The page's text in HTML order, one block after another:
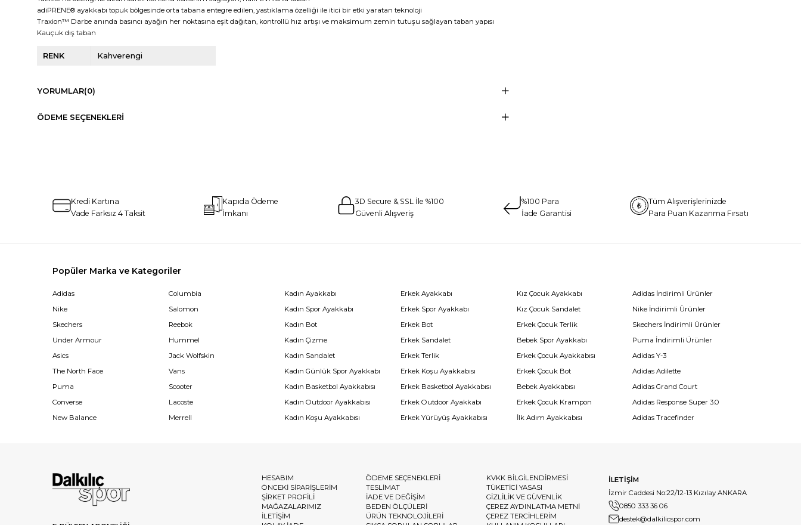
adiPRENE® ayakkabı topuk bölgesinde orta tabana entegre edilen, yastıklama özelliği ile itici bir etki yaratan teknoloji
Traxion™ Darbe anında basıncı ayağın her noktasına eşit dağıtan, kontrollü hız artışı ve maksimum zemin tutuşu sağlayan taban yapısı
Kauçuk dış taban
RENK Kahverengi
YORUMLAR(0)
ÖDEME SEÇENEKLERI
Kredi Kartına
Vade Farksız 4 Taksit
Kapıda Ödeme
İmkanı
3D Secure & SSL İle %100
Güvenli Alışveriş
%100 Para
İade Garantisi
Tüm Alışverişlerinizde
Para Puan Kazanma Fırsatı
Popüler Marka ve Kategoriler
Adidas
Nike
Skechers
Under Armour
Asics
The North Face
Puma
Converse
New Balance
Columbia
Salomon
Reebok
Hummel
Jack Wolfskin
Vans
Scooter
Lacoste
Merrell
Kadın Ayakkabı
Kadın Spor Ayakkabı
Kadın Bot
Kadın Çizme
Kadın Sandalet
Kadın Günlük Spor Ayakkabı
Kadın Basketbol Ayakkabısı
Kadın Outdoor Ayakkabısı
Kadın Koşu Ayakkabısı
Erkek Ayakkabı
Erkek Spor Ayakkabı
Erkek Bot
Erkek Sandalet
Erkek Terlik
Erkek Koşu Ayakkabısı
Erkek Basketbol Ayakkabısı
Erkek Outdoor Ayakkabı
Erkek Yürüyüş Ayakkabısı
Kız Çocuk Ayakkabı
Kız Çocuk Sandalet
Erkek Çocuk Terlik
Bebek Spor Ayakkabı
Erkek Çocuk Ayakkabısı
Erkek Çocuk Bot
Bebek Ayakkabısı
Erkek Çocuk Krampon
İlk Adım Ayakkabısı
Adidas İndirimli Ürünler
Nike İndirimli Ürünler
Skechers İndirimli Ürünler
Puma İndirimli Ürünler
Adidas Y-3
Adidas Adilette
Adidas Grand Court
Adidas Response Super 3.0
Adidas Tracefinder
HESABIM
ÖNCEKİ SİPARİŞLERİM
ŞİRKET PROFİLİ
MAĞAZALARIMIZ
İLETİŞİM
ÖDEME SEÇENEKLERİ
TESLİMAT
İADE VE DEĞİŞİM
BEDEN ÖLÇÜLERİ
ÜRÜN TEKNOLOJİLERİ
KVKK BİLGİLENDİRMESİ
TÜKETİCİ YASASI
GİZLİLİK VE GÜVENLİK
ÇEREZ AYDINLATMA METNİ
ÇEREZ TERCİHLERİM
İLETİŞİM
İzmir Caddesi No:22/12-13 Kızılay ANKARA
0850 333 36 06
destek@dalkilicspor.com